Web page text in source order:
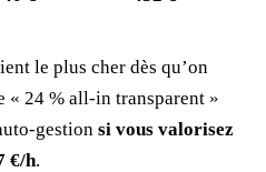
le plus cher dès qu’on
« 24 % all-in transparent »
gestion si vous valorisez
€/h.